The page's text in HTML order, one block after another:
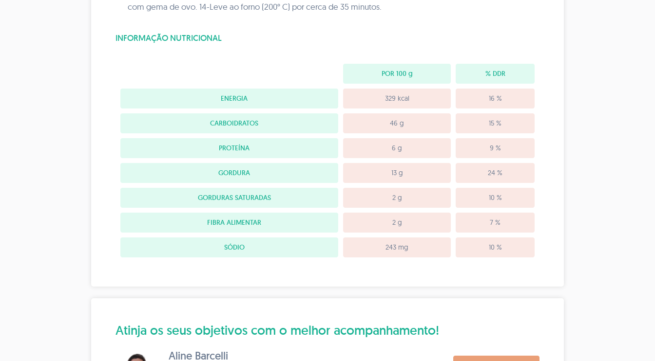
com gema de ovo. 14-Leve ao forno (200° C) por cerca de 35 minutos.
INFORMAÇÃO NUTRICIONAL
POR 100 g % DDR
ENERGIA 329 kcal 16 %
CARBOIDRATOS 46 g 15 %
PROTEÍNA 6 g 9 %
GORDURA 13 g 24 %
GORDURAS SATURADAS 2 g 10 %
FIBRA ALIMENTAR 2 g 7 %
SÓDIO 243 mg 10 %
Atinja os seus objetivos com o melhor acompanhamento!
Aline Barcelli